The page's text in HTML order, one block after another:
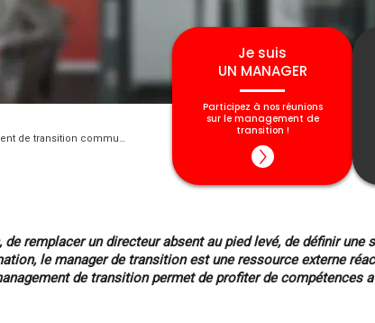
Je suis
UN MANAGER
Participez à nos réunions
sur le management de
transition !
Management de transition communication
remplacer un directeur absent au pied levé, de définir une
le manager de transition est une ressource externe
de transition permet de profiter de compétences